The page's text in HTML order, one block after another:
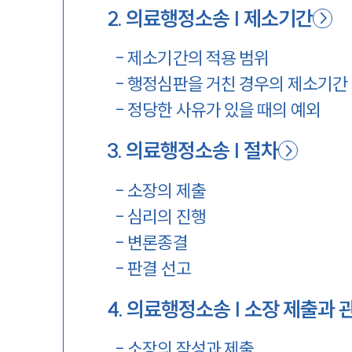
2. 의료행정소송 | 제소기간
-제소기간의 적용 범위
-행정심판을 거친 경우의 제소기간
- 정당한 사유가 있을 때의 예외
3. 의료행정소송 | 절차
- 소장의 제출
- 심리의 진행
- 변론종결
- 판결 선고
4. 의료행정소송 | 소장 제출과